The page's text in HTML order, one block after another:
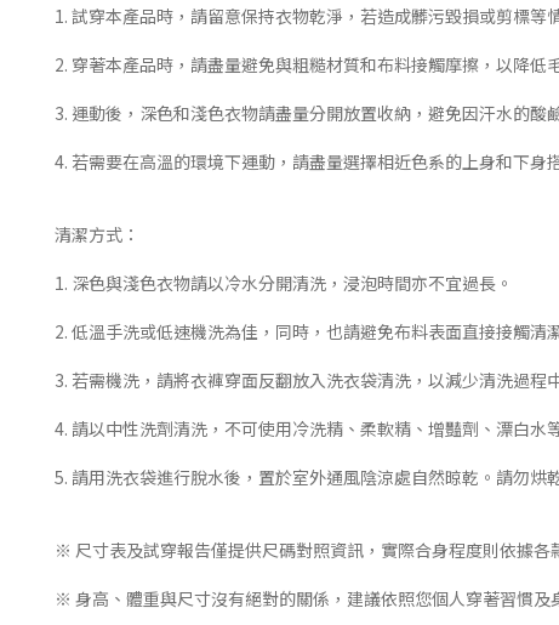
1. 試穿本產品時，請留意保持衣物乾淨，若造成髒污毀損或剪標等
2. 穿著本產品時，請盡量避免與粗糙材質和布料接觸摩擦，以降低
3. 運動後，深色和淺色衣物請盡量分開放置收納，避免因汗水的酸
4. 若需要在高溫的環境下運動，請盡量選擇相近色系的上身和下身
清潔方式：
1. 深色與淺色衣物請以冷水分開清洗，浸泡時間亦不宜過長。
2. 低溫手洗或低速機洗為佳，同時，也請避免布料表面直接接觸清
3. 若需機洗，請將衣褲穿面反翻放入洗衣袋清洗，以減少清洗過程
4. 請以中性洗劑清洗，不可使用冷洗精、柔軟精、增豔劑、漂白水
5. 請用洗衣袋進行脫水後，置於室外通風陰涼處自然晾乾。請勿烘
※ 尺寸表及試穿報告僅提供尺碼對照資訊，實際合身程度則依據各
※ 身高、體重與尺寸沒有絕對的關係，建議依照您個人穿著習慣及